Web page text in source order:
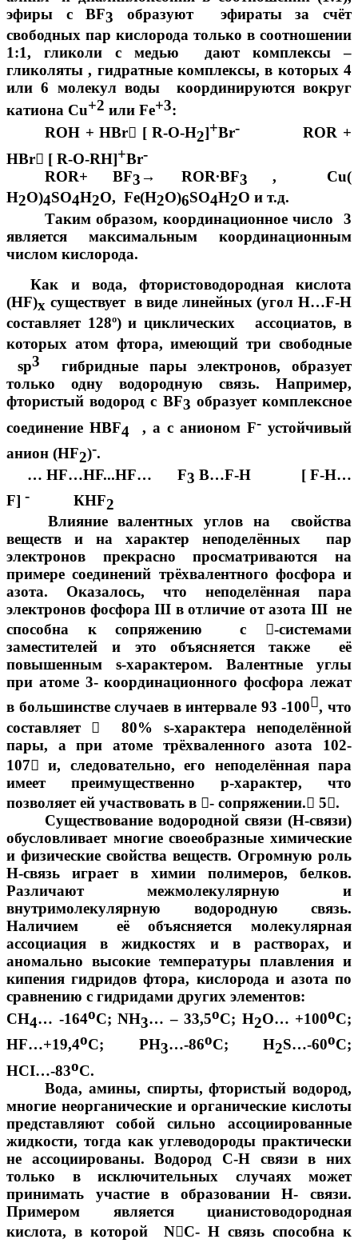
эфиры с ВF3образуют
эфираты за счёт
свободных пар кислорода только в соотношении
1:1, гликоли с медью дают комплексы –
гликоляты , гидратные комплексы, в которых 4
или 6 молекул воды координируются вокруг
катиона Сu+2 или Fe+3:
ROH + HBr [ R-O-H2]+Br- ROR +
HBr [ R-O-RH]+Br-
ROR+ BF3→ ROR∙BF3 , Cu(
H2O)4SO4H2O, Fe(H2O)6SO4H2O и т.д.
Таким образом, координационное число 3
является максимальным координационным
числом кислорода.
Как и вода, фтористоводородная кислота
(НF)х существует в виде линейных (угол H…F-Н
составляет 128º) и циклических
ассоциатов, в
которых атом фтора, имеющий три свободные
sp3гибридные пары электронов, образует
только одну водородную связь. Например,
фтористый водород с BF3 образует комплексное
соединение НВF4 , а с анионом F- устойчивый
анион (НF2)-.
… НF…НF...НF… F3 В…F-Н [ F-H…
F] - КНF2
Влияние валентных углов на свойства
веществ и на характер неподелённых пар
электронов прекрасно просматриваются на
примере соединений трёхвалентного фосфора и
азота. Оказалось, что неподелённая пара
электронов фосфора III в отличие от азота III не
способна к сопряжению с -системами
заместителей и это объясняется также её
повышенным s-характером. Валентные углы
при атоме 3- координационного фосфора лежат
в большинстве случаев в интервале 93 -100, что
составляет  80% s-характера неподелённой
пары, а при атоме трёхваленного азота 102-
107 и, следовательно, его неподелённая пара
имеет преимущественно p-характер, что
позволяет ей участвовать в - сопряжении. 5.
Существование водородной связи (Н-связи)
обусловливает многие своеобразные химические
и физические свойства веществ. Огромную роль
Н-связь играет в химии полимеров, белков.
Различают межмолекулярную и
внутримолекулярную водородную связь.
Наличием её объясняется молекулярная
ассоциация в жидкостях и в растворах, и
аномально высокие температуры плавления и
кипения гидридов фтора, кислорода и азота по
сравнению с гидридами других элементов:
СН4… -164оС; NH3… – 33,5оС; Н2О… +100оС;
НF…+19,4оС; РН3…-86оС; Н2S…-60оС;
НСI…-83оС.
Вода, амины, спирты, фтористый водород,
многие неорганические и органические кислоты
представляют собой сильно ассоциированные
жидкости, тогда как углеводороды практически
не ассоциированы. Водород С-Н связи в них
только в исключительных случаях может
принимать участие в образовании Н- связи.
Примером является цианистоводородная
кислота, в которой NС- Н связь способна к